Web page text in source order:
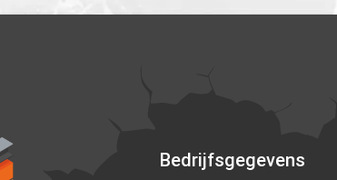
Bedrijfsgegevens